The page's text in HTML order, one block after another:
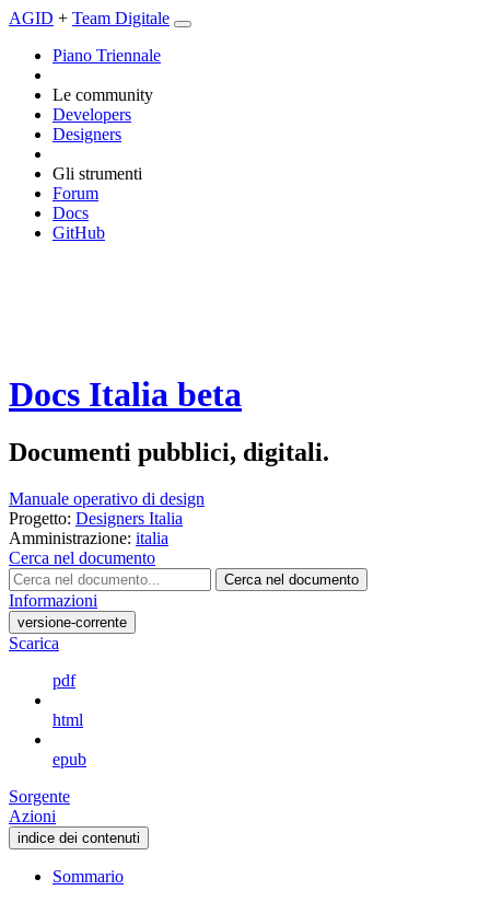
AGID + Team Digitale
Piano Triennale
Le community
Developers
Designers
Gli strumenti
Forum
Docs
GitHub
Docs Italia beta
Documenti pubblici, digitali.
Manuale operativo di design
Progetto: Designers Italia
Amministrazione: italia
Cerca nel documento
Cerca nel documento
Informazioni
versione-corrente
Scarica
pdf
html
epub
Sorgente
Azioni
indice dei contenuti
Sommario